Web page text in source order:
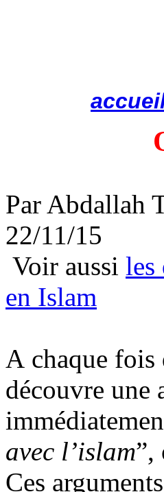
Par Abdallah
22/11/15
Voir aussi les
en Islam
A chaque fois
découvre une
avec l’islam”,
Ces